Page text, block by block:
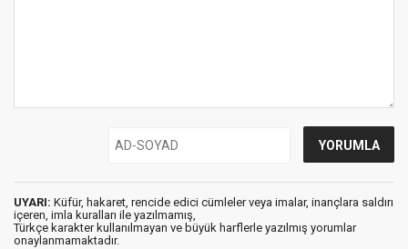
UYARI: Küfür, hakaret, rencide edici cümleler veya imalar, inançlara saldırı
içeren, imla kuralları ile yazılmamış,
Türkçe karakter kullanılmayan ve büyük harflerle yazılmış yorumlar
onaylanmamaktadır.